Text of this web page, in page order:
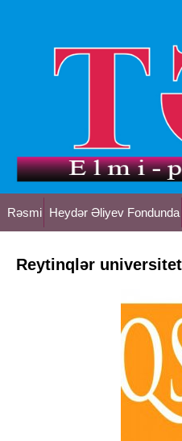
Rəsmi Heydər Əliyev Fondunda
Reytinqlər